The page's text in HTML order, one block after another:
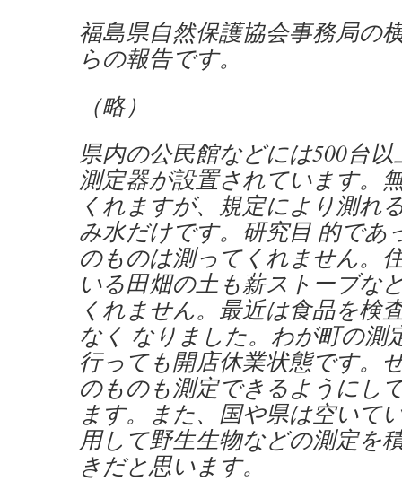
福島県自然保護協会事務局の
らの報告です。
（略）
県内の公民館などには500台
測定器が設置されています。
くれますが、規定により測れ
み水だけです。研究目 的であ
のものは測ってくれません。
いる田畑の土も薪ストーブな
くれません。最近は食品を検
なく なりました。わが町の測
行っても開店休業状態です。
のものも測定できるようにし
ます。また、国や県は空いて
用して野生生物などの測定を
きだと思います。